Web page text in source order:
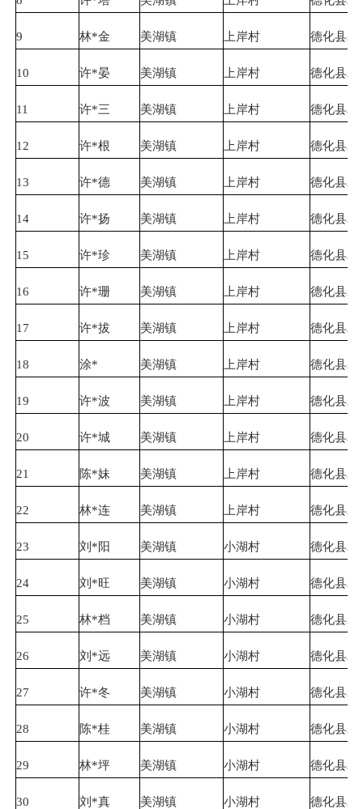
9 林*金 美湖镇 上岸村 德化县农
10 许*晏 美湖镇 上岸村 德化县农
11 许*三 美湖镇 上岸村 德化县农
12 许*根 美湖镇 上岸村 德化县农
13 许*德 美湖镇 上岸村 德化县农
14 许*扬 美湖镇 上岸村 德化县农
15 许*珍 美湖镇 上岸村 德化县农
16 许*珊 美湖镇 上岸村 德化县农
17 许*拔 美湖镇 上岸村 德化县农
18 涂* 美湖镇 上岸村 德化县农
19 许*波 美湖镇 上岸村 德化县农
20 许*城 美湖镇 上岸村 德化县农
21 陈*妹 美湖镇 上岸村 德化县农
22 林*连 美湖镇 上岸村 德化县农
23 刘*阳 美湖镇 小湖村 德化县农
24 刘*旺 美湖镇 小湖村 德化县农
25 林*档 美湖镇 小湖村 德化县农
26 刘*远 美湖镇 小湖村 德化县农
27 许*冬 美湖镇 小湖村 德化县农
28 陈*桂 美湖镇 小湖村 德化县农
29 林*坪 美湖镇 小湖村 德化县农
30 刘*真 美湖镇 小湖村 德化县农